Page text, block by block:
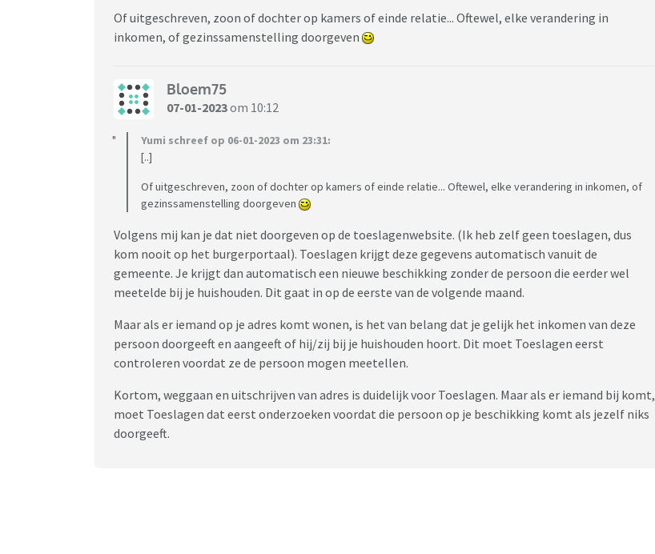
Of uitgeschreven, zoon of dochter op kamers of einde relatie... Oftewel, elke verandering in
inkomen, of gezinssamenstelling doorgeven
Bloem75
07-01-2023om 10:12
Yumi schreef op 06-01-2023 om 23:31:
[..]
Of uitgeschreven, zoon of dochter op kamers of einde relatie... Oftewel, elke verandering in inkomen, of
gezinssamenstelling doorgeven
Volgens mij kan je dat niet doorgeven op de toeslagenwebsite. (Ik heb zelf geen toeslagen, dus
kom nooit op het burgerportaal). Toeslagen krijgt deze gegevens automatisch vanuit de
gemeente. Je krijgt dan automatisch een nieuwe beschikking zonder de persoon die eerder wel
meetelde bij je huishouden. Dit gaat in op de eerste van de volgende maand.
Maar als er iemand op je adres komt wonen, is het van belang dat je gelijk het inkomen van deze
persoon doorgeeft en aangeeft of hij/zij bij je huishouden hoort. Dit moet Toeslagen eerst
controleren voordat ze de persoon mogen meetellen.
Kortom, weggaan en uitschrijven van adres is duidelijk voor Toeslagen. Maar als er iemand bij komt,
moet Toeslagen dat eerst onderzoeken voordat die persoon op je beschikking komt als jezelf niks
doorgeeft.